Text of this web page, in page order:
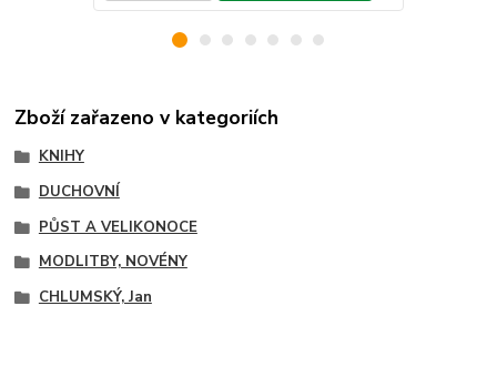
Zboží zařazeno v kategoriích
KNIHY
DUCHOVNÍ
PŮST A VELIKONOCE
MODLITBY, NOVÉNY
CHLUMSKÝ, Jan